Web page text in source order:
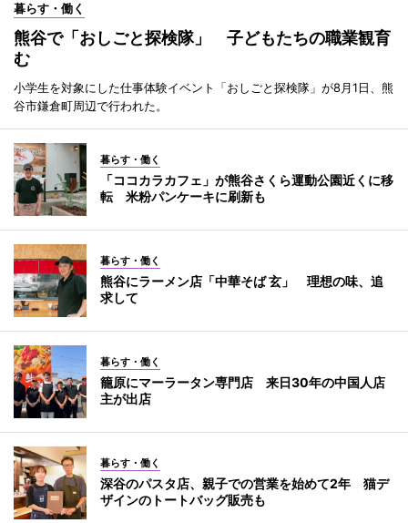
暮らす・働く
熊谷で「おしごと探検隊」 子どもたちの職業観育
む
小学生を対象にした仕事体験イベント「おしごと探検隊」が8月1日、熊
谷市鎌倉町周辺で行われた。
暮らす・働く
「ココカラカフェ」が熊谷さくら運動公園近くに移
転 米粉パンケーキに刷新も
暮らす・働く
熊谷にラーメン店「中華そば 玄」 理想の味、追
求して
暮らす・働く
籠原にマーラータン専門店 来日30年の中国人店
主が出店
暮らす・働く
深谷のパスタ店、親子での営業を始めて2年 猫デ
ザインのトートバッグ販売も